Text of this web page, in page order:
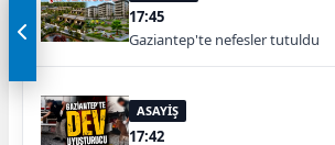
17:45
Gaziantep'te nefesler tutuldu
ASAYİŞ
17:42